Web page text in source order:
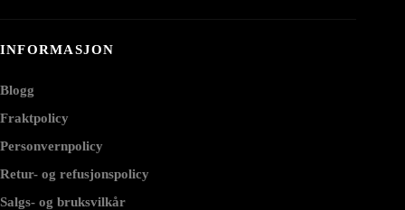
INFORMASJON
Blogg
Fraktpolicy
Personvernpolicy
Retur- og refusjonspolicy
Salgs- og bruksvilkår